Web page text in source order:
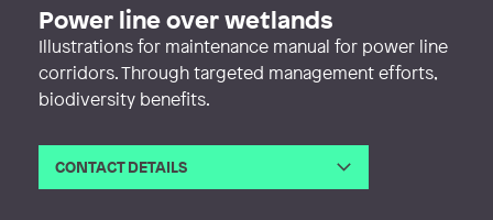
Power line over wetlands
Illustrations for maintenance manual for power line
corridors. Through targeted management efforts,
biodiversity benefits.
CONTACT DETAILS